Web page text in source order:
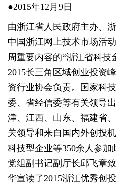
●2015年12月9日
由浙江省人民政府主办、
中国浙江网上技术市场活
周重要内容的“浙江省科
2015长三角区域创业投资
资行业协会负责。国家科
委、省经信委等有关领导
津、江西、山东、福建省
关领导和来自国内外创投
科技型企业等350余人参
党组副书记副厅长邱飞章
华宣读了2015浙江优秀创